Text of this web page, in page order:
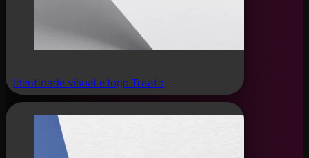
Identidade visual e logo Traato